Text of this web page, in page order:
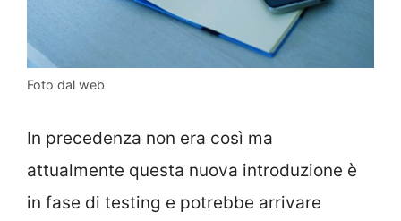
Foto dal web
In precedenza non era così ma
attualmente questa nuova introduzione è
in fase di testing e potrebbe arrivare